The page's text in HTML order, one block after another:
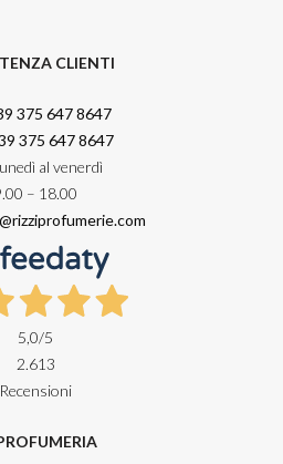
CLIENTI
375 647 8647
375 647 8647
al venerdì
– 18.00
5,0/5
2.613
Recensioni